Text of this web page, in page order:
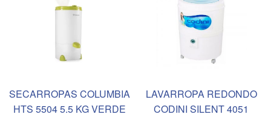
SECARROPAS COLUMBIA
HTS 5504 5.5 KG VERDE
LAVARROPA REDONDO
CODINI SILENT 4051